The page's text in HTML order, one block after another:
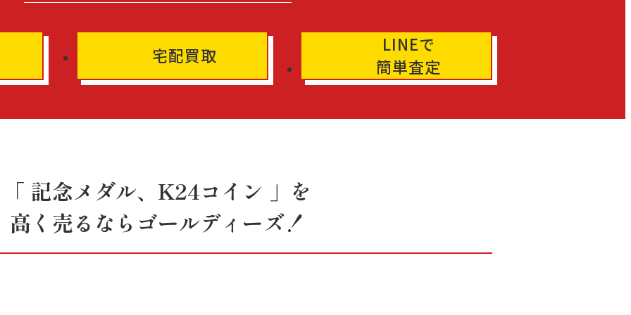
宅配買取
LINEで
簡単査定
「 記念メダル、K24コイン 」を
高く売るならゴールディーズ！